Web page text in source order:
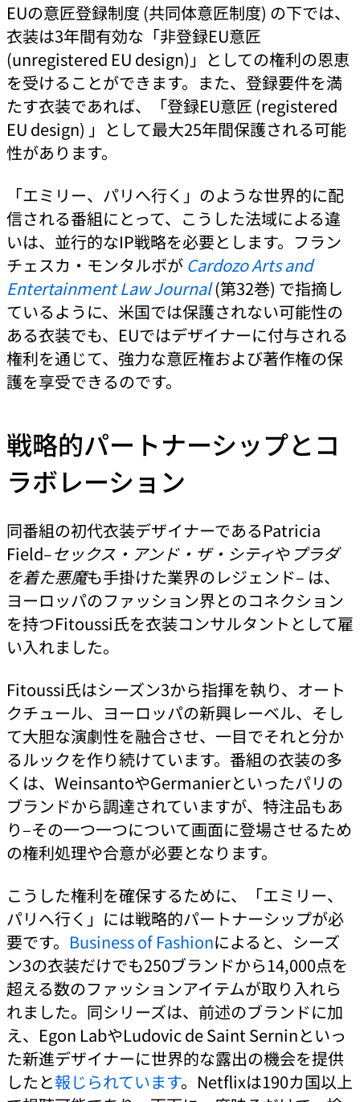
EUの意匠登録制度 (共同体意匠制度) の下では、
衣装は3年間有効な「非登録EU意匠
(unregistered EU design)」としての権利の恩恵
を受けることができます。また、登録要件を満
たす衣装であれば、「登録EU意匠 (registered
EU design) 」として最大25年間保護される可能
性があります。
「エミリー、パリへ行く」のような世界的に配
信される番組にとって、こうした法域による違
いは、並行的なIP戦略を必要とします。フラン
チェスカ・モンタルボが Cardozo Arts and
Entertainment Law Journal(第32巻) で指摘し
ているように、米国では保護されない可能性の
ある衣装でも、EUではデザイナーに付与される
権利を通じて、強力な意匠権および著作権の保
護を享受できるのです。
戦略的パートナーシップとコ
ラボレーション
同番組の初代衣装デザイナーであるPatricia
Field–セックス・アンド・ザ・シティやプラダ
を着た悪魔も手掛けた業界のレジェンド– は、
ヨーロッパのファッション界とのコネクション
を持つFitoussi氏を衣装コンサルタントとして雇
い入れました。
Fitoussi氏はシーズン3から指揮を執り、オート
クチュール、ヨーロッパの新興レーベル、そし
て大胆な演劇性を融合させ、一目でそれと分か
るルックを作り続けています。番組の衣装の多
くは、WeinsantoやGermanierといったパリの
ブランドから調達されていますが、特注品もあ
り–その一つ一つについて画面に登場させるため
の権利処理や合意が必要となります。
こうした権利を確保するために、「エミリー、
パリへ行く」には戦略的パートナーシップが必
要です。 Business of Fashionによると、シーズ
ン3の衣装だけでも250ブランドから14,000点を
超える数のファッションアイテムが取り入れら
れました。同シリーズは、前述のブランドに加
え、Egon LabやLudovic de Saint Serninといっ
た新進デザイナーに世界的な露出の機会を提供
したと報じられています。Netflixは190カ国以上